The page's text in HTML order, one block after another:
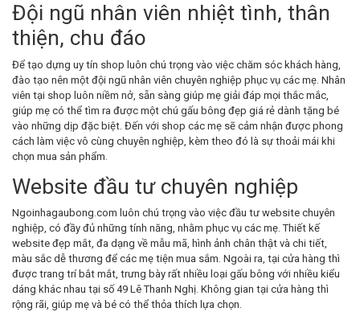
Đội ngũ nhân viên nhiệt tình, thân
thiện, chu đáo
Để tạo dựng uy tín shop luôn chú trọng vào việc chăm sóc khách hàng,
đào tạo nên một đội ngũ nhân viên chuyên nghiệp phục vụ các mẹ. Nhân
viên tại shop luôn niềm nở, sẵn sàng giúp mẹ giải đáp mọi thắc mắc,
giúp mẹ có thể tìm ra được một chú gấu bông đẹp giá rẻ dành tặng bé
vào những dịp đặc biệt. Đến với shop các mẹ sẽ cảm nhận được phong
cách làm việc vô cùng chuyên nghiệp, kèm theo đó là sự thoải mái khi
chọn mua sản phẩm.
Website đầu tư chuyên nghiệp
Ngoinhagaubong.com luôn chú trọng vào việc đầu tư website chuyên
nghiệp, có đầy đủ những tính năng, nhằm phục vụ các mẹ. Thiết kế
website đẹp mắt, đa dạng về mẫu mã, hình ảnh chân thật và chi tiết,
màu sắc dễ thương để các mẹ tiện mua sắm. Ngoài ra, tại cửa hàng thì
được trang trí bắt mắt, trưng bày rất nhiều loại gấu bông với nhiều kiểu
dáng khác nhau tại số 49 Lê Thanh Nghị. Không gian tại cửa hàng thì
rộng rãi, giúp mẹ và bé có thể thỏa thích lựa chọn.